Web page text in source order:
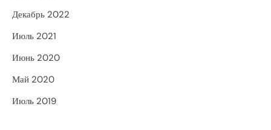
Декабрь 2022
Июль 2021
Июнь 2020
Май 2020
Июль 2019